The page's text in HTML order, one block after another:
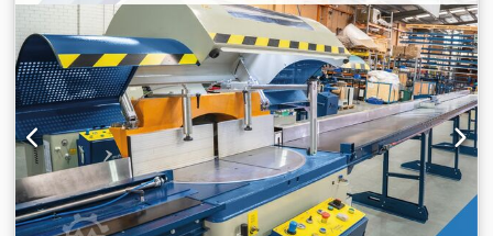
180° Max. Drehzahl 21.000 U. pro Min. Windows-
Betriebssystem Minimalmengensprühung
Spannererfassung und automatische Verschiebung
Späneförderband im Bett Schwadenabsaugung
Pendelbetrieb durch zwei Lichtschranken-Bereiche Die
Verladung ist im Preis inbegriffen Gewicht: ca. 4.500 kg
Sehr guter Zustand